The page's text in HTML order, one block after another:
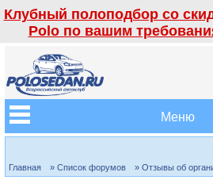
Клубный полоподбор со
Polo по вашим
Меню
Главная » Список форумов » Отзывы об